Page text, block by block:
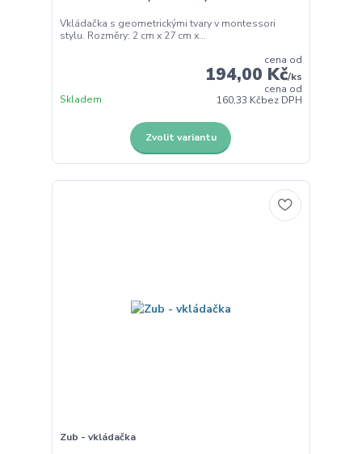
Vkládačka s geometrickými tvary v montessori
stylu. Rozměry: 2 cm x 27 cm x...
cena od
194,00 Kč/ks
cena od
160,33 Kčbez DPH
Skladem
Zvolit variantu
Zub - vkládačka